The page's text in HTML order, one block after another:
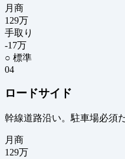
月商
129万
手取り
-17万
○ 標準
04
ロードサイド
幹線道路沿い。駐車場必須
月商
129万